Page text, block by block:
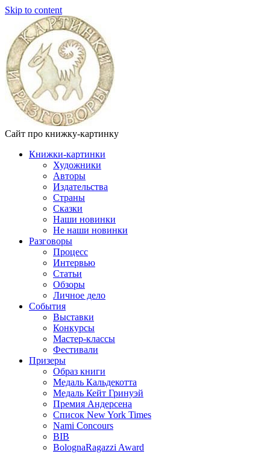
Skip to content
Сайт про книжку-картинку
Книжки-картинки
Художники
Авторы
Издательства
Страны
Сказки
Наши новинки
Не наши новинки
Разговоры
Процесс
Интервью
Статьи
Обзоры
Личное дело
События
Выставки
Конкурсы
Мастер-классы
Фестивали
Призеры
Образ книги
Медаль Кальдекотта
Медаль Кейт Гринуэй
Премия Андерсена
Список New York Times
Nami Concours
BIB
BolognaRagazzi Award